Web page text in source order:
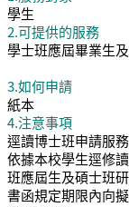
學生
2.可提供的服務
學士班應屆畢業生
3.如何申請
紙本
4.注意事項
逕讀博士班申請服務
依據本校學生逕修
班應屆生及碩士班
書函規定期限內向